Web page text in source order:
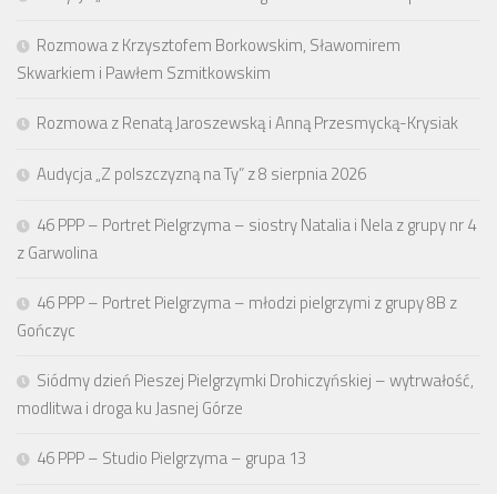
Rozmowa z Krzysztofem Borkowskim, Sławomirem
Skwarkiem i Pawłem Szmitkowskim
Rozmowa z Renatą Jaroszewską i Anną Przesmycką-Krysiak
Audycja „Z polszczyzną na Ty” z 8 sierpnia 2026
46 PPP – Portret Pielgrzyma – siostry Natalia i Nela z grupy nr 4
z Garwolina
46 PPP – Portret Pielgrzyma – młodzi pielgrzymi z grupy 8B z
Gończyc
Siódmy dzień Pieszej Pielgrzymki Drohiczyńskiej – wytrwałość,
modlitwa i droga ku Jasnej Górze
46 PPP – Studio Pielgrzyma – grupa 13